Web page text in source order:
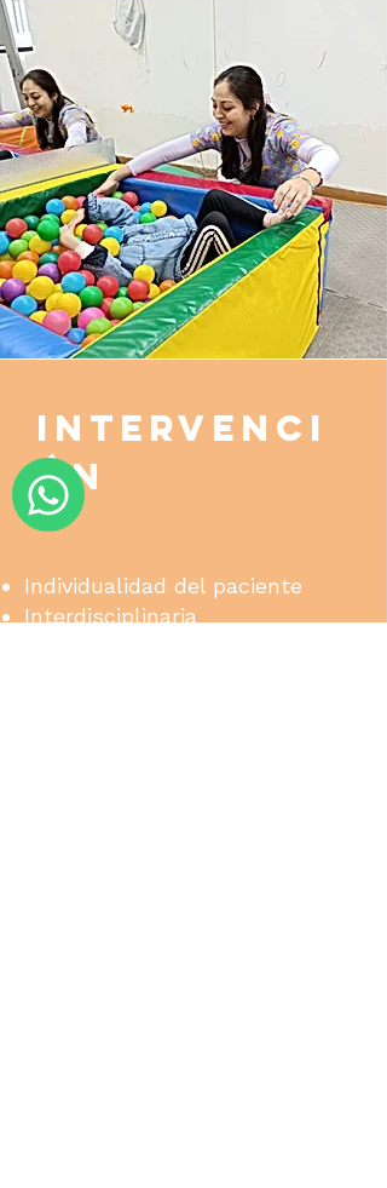
INTERVENCI
ÓN
Individualidad del paciente
Interdisciplinaria